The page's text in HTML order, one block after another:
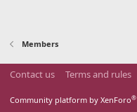
Members
Contact us Terms and rules
Community platform by XenForo®